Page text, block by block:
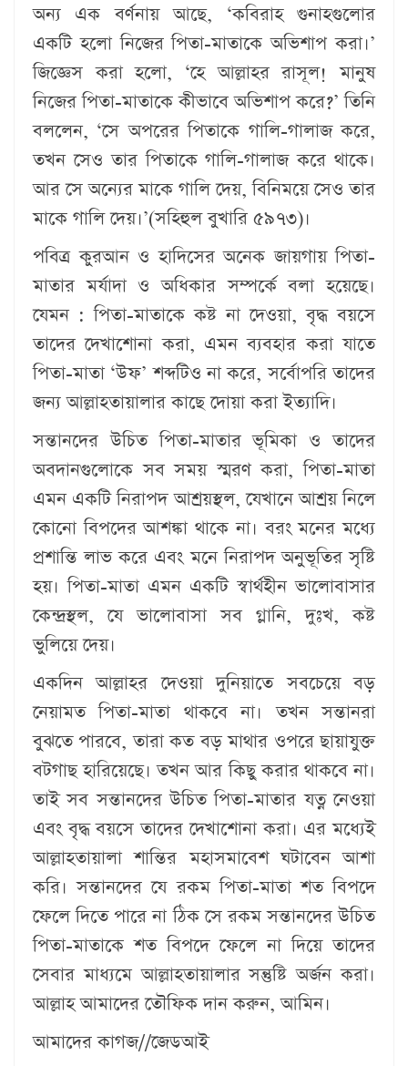
অন্য এক বর্ণনায় আছে, ‘কবিরাহ গুনাহগুলোর
একটি হলো নিজের পিতা-মাতাকে অভিশাপ করা।’
জিজ্ঞেস করা হলো, ‘হে আল্লাহর রাসূল! মানুষ
নিজের পিতা-মাতাকে কীভাবে অভিশাপ করে?’ তিনি
বললেন, ‘সে অপরের পিতাকে গালি-গালাজ করে,
তখন সেও তার পিতাকে গালি-গালাজ করে থাকে।
আর সে অন্যের মাকে গালি দেয়, বিনিময়ে সেও তার
মাকে গালি দেয়।’(সহিহুল বুখারি ৫৯৭৩)।
পবিত্র কুরআন ও হাদিসের অনেক জায়গায় পিতা-
মাতার মর্যাদা ও অধিকার সম্পর্কে বলা হয়েছে।
যেমন : পিতা-মাতাকে কষ্ট না দেওয়া, বৃদ্ধ বয়সে
তাদের দেখাশোনা করা, এমন ব্যবহার করা যাতে
পিতা-মাতা ‘উফ’ শব্দটিও না করে, সর্বোপরি তাদের
জন্য আল্লাহতায়ালার কাছে দোয়া করা ইত্যাদি।
সন্তানদের উচিত পিতা-মাতার ভূমিকা ও তাদের
অবদানগুলোকে সব সময় স্মরণ করা, পিতা-মাতা
এমন একটি নিরাপদ আশ্রয়স্থল, যেখানে আশ্রয় নিলে
কোনো বিপদের আশঙ্কা থাকে না। বরং মনের মধ্যে
প্রশান্তি লাভ করে এবং মনে নিরাপদ অনুভূতির সৃষ্টি
হয়। পিতা-মাতা এমন একটি স্বার্থহীন ভালোবাসার
কেন্দ্রস্থল, যে ভালোবাসা সব গ্লানি, দুঃখ, কষ্ট
ভুলিয়ে দেয়।
একদিন আল্লাহর দেওয়া দুনিয়াতে সবচেয়ে বড়
নেয়ামত পিতা-মাতা থাকবে না। তখন সন্তানরা
বুঝতে পারবে, তারা কত বড় মাথার ওপরে ছায়াযুক্ত
বটগাছ হারিয়েছে। তখন আর কিছু করার থাকবে না।
তাই সব সন্তানদের উচিত পিতা-মাতার যত্ন নেওয়া
এবং বৃদ্ধ বয়সে তাদের দেখাশোনা করা। এর মধ্যেই
আল্লাহতায়ালা শান্তির মহাসমাবেশ ঘটাবেন আশা
করি। সন্তানদের যে রকম পিতা-মাতা শত বিপদে
ফেলে দিতে পারে না ঠিক সে রকম সন্তানদের উচিত
পিতা-মাতাকে শত বিপদে ফেলে না দিয়ে তাদের
সেবার মাধ্যমে আল্লাহতায়ালার সন্তুষ্টি অর্জন করা।
আল্লাহ আমাদের তৌফিক দান করুন, আমিন।
আমাদের কাগজ//জেডআই